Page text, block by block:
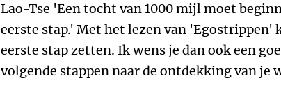
Lao-Tse 'Een tocht van 1000 mijl moet
eerste stap.' Met het lezen van 'Egostrippen'
eerste stap zetten. Ik wens je dan ook een
volgende stappen naar de ontdekking van je